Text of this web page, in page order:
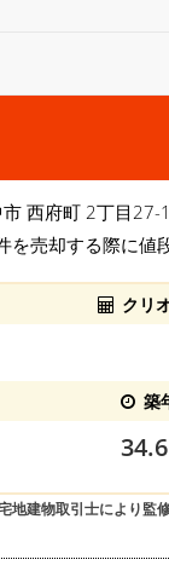
西府町 2丁目27-
売却する際に値
クリ
築
34.6
地建物取引士により監